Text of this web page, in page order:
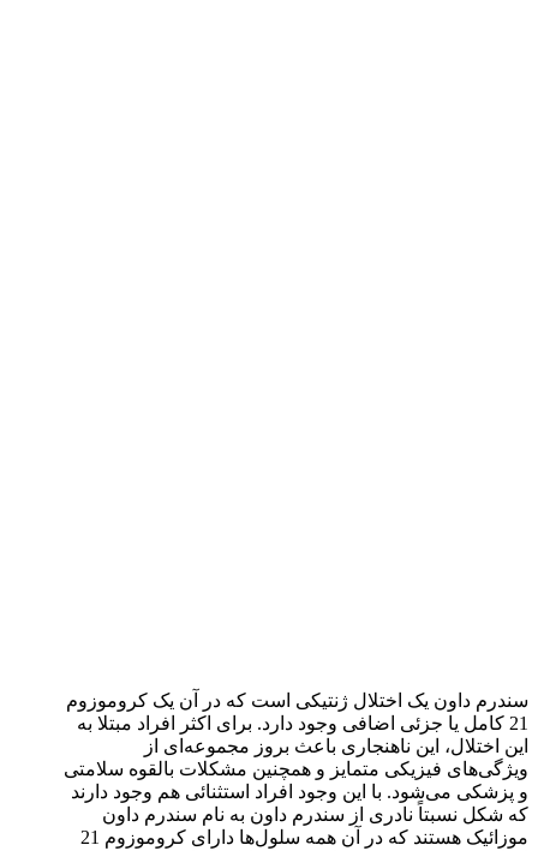
سندرم داون یک اختلال ژنتیکی است که در آن یک کروموزوم
21 کامل یا جزئی اضافی وجود دارد. برای اکثر افراد مبتلا به
این اختلال، این ناهنجاری باعث بروز مجموعه‌ای از
ویژگی‌های فیزیکی متمایز و همچنین مشکلات بالقوه سلامتی
و پزشکی می‌شود. با این وجود افراد استثنائی هم وجود دارند
که شکل نسبتاً نادری از سندرم داون به نام سندرم داون
موزائیک هستند که در آن همه سلول‌ها دارای کروموزوم 21